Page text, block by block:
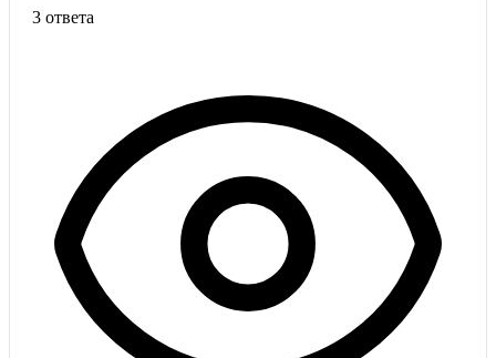
3 ответа